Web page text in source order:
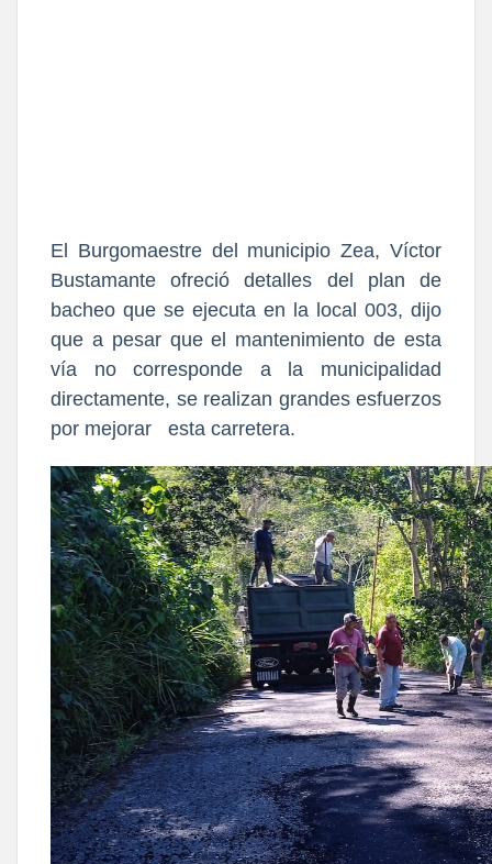
El Burgomaestre del municipio Zea, Víctor
Bustamante ofreció detalles del plan de
bacheo que se ejecuta en la local 003, dijo
que a pesar que el mantenimiento de esta
vía no corresponde a la municipalidad
directamente, se realizan grandes esfuerzos
por mejorar esta carretera.